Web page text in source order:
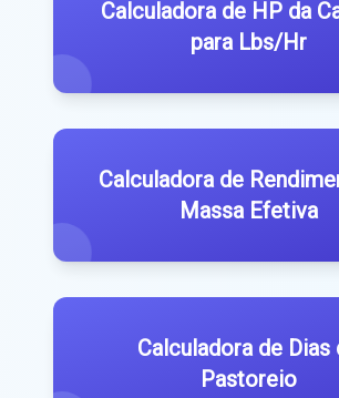
Calculadora de HP da
para Lbs/Hr
Calculadora de
Massa Efetiva
Calculadora de Dias
Pastoreio